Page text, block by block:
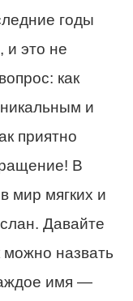
годы
и это не
как
и
приятно
В
мир мягких и
Давайте
можно назвать
имя —